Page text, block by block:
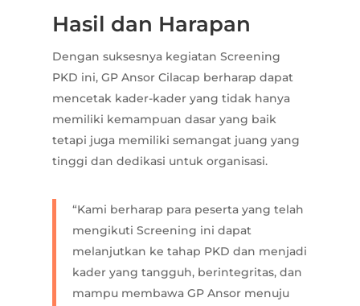
Hasil dan Harapan
Dengan suksesnya kegiatan Screening
PKD ini, GP Ansor Cilacap berharap dapat
mencetak kader-kader yang tidak hanya
memiliki kemampuan dasar yang baik
tetapi juga memiliki semangat juang yang
tinggi dan dedikasi untuk organisasi.
“Kami berharap para peserta yang telah
mengikuti Screening ini dapat
melanjutkan ke tahap PKD dan menjadi
kader yang tangguh, berintegritas, dan
mampu membawa GP Ansor menuju